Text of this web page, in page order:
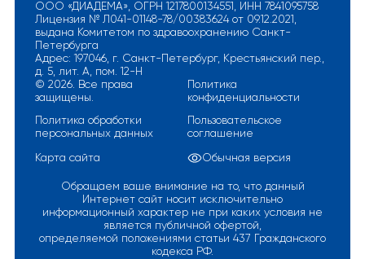
ООО «ДИАДЕМА», ОГРН 1217800134551, ИНН 7841095758
Лицензия № Л041-01148-78/00383624 от 09.12.2021,
выдана Комитетом по здравоохранению Санкт-
Петербурга
Адрес: 197046, г. Санкт-Петербург, Крестьянский пер.,
д. 5, лит. А, пом. 12-Н
© 2026. Все права
защищены.
Политика
конфиденциальности
Политика обработки
персональных данных
Пользовательское
соглашение
Карта сайта Обычная версия
Обращаем ваше внимание на то, что данный
Интернет сайт носит исключительно
информационный характер не при каких условия не
является публичной офертой,
определяемой положениями статьи 437 Гражданского
кодекса РФ.